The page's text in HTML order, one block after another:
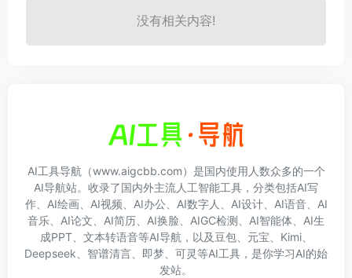
没有相关内容!
AI工具导航（www.aigcbb.com）是国内使用人数众多的一个
AI导航站。收录了国内外主流人工智能工具，分类包括AI写
作、AI绘画、AI视频、AI办公、AI数字人、AI设计、AI语音、AI
音乐、AI论文、AI简历、AI换脸、AIGC检测、AI智能体、AI生
成PPT、文本转语音等AI导航，以及豆包、元宝、Kimi、
Deepseek、智谱清言、即梦、可灵等AI工具，是你学习AI的始
发站。